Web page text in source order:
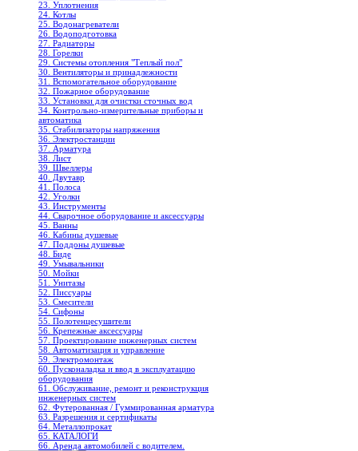
23. Уплотнения
24. Котлы
25. Водонагреватели
26. Водоподготовка
27. Радиаторы
28. Горелки
29. Системы отопления "Теплый пол"
30. Вентиляторы и принадлежности
31. Вспомогательное оборудование
32. Пожарное оборудование
33. Установки для очистки сточных вод
34. Контрольно-измерительные приборы и
автоматика
35. Стабилизаторы напряжения
36. Электростанции
37. Арматура
38. Лист
39. Швеллеры
40. Двутавр
41. Полоса
42. Уголки
43. Инструменты
44. Сварочное оборудование и аксессуары
45. Ванны
46. Кабины душевые
47. Поддоны душевые
48. Биде
49. Умывальники
50. Мойки
51. Унитазы
52. Писсуары
53. Смесители
54. Сифоны
55. Полотенцесушители
56. Крепежные аксессуары
57. Проектирование инженерных систем
58. Автоматизация и управление
59. Электромонтаж
60. Пусконаладка и ввод в эксплуатацию
оборудования
61. Обслуживание, ремонт и реконструкция
инженерных систем
62. Футерованная / Гуммированная арматура
63. Разрешения и сертификаты
64. Металлопрокат
65. КАТАЛОГИ
66. Аренда автомобилей с водителем.